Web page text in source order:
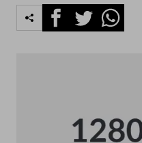
FacebookTwitterWhatsapp